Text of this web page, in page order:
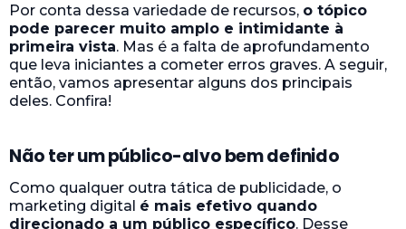
Por conta dessa variedade de recursos, o tópico
pode parecer muito amplo e intimidante à
primeira vista. Mas é a falta de aprofundamento
que leva iniciantes a cometer erros graves. A seguir,
então, vamos apresentar alguns dos principais
deles. Confira!
Não ter um público-alvo bem definido
Como qualquer outra tática de publicidade, o
marketing digital é mais efetivo quando
direcionado a um público específico. Desse